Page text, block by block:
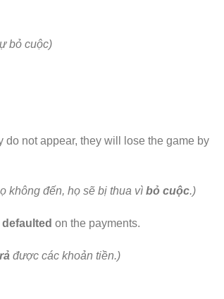
bỏ cuộc)
do not appear, they will lose the game by
không đến, họ sẽ bị thua vì bỏ cuộc.)
defaulted on the payments.
được các khoản tiền.)